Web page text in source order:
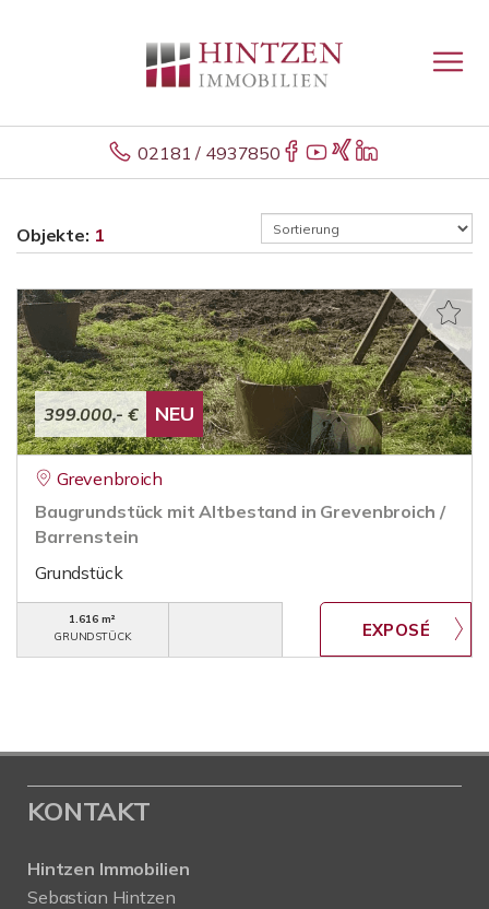
02181 / 4937850
Objekte: 1
399.000,- € NEU
Grevenbroich
Baugrundstück mit Altbestand in Grevenbroich /
Barrenstein
Grundstück
1.616 m²
GRUNDSTÜCK
KONTAKT
Hintzen Immobilien
Sebastian Hintzen